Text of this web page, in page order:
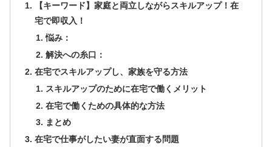
【キーワード】家庭と両立しながらスキルアップ！在
宅で即収入！
悩み：
解決への糸口：
在宅でスキルアップし、家族を守る方法
スキルアップのために在宅で働くメリット
在宅で働くための具体的な方法
まとめ
在宅で仕事がしたい妻が直面する問題